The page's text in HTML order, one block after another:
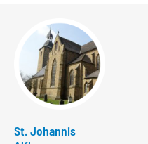
St. Johannis